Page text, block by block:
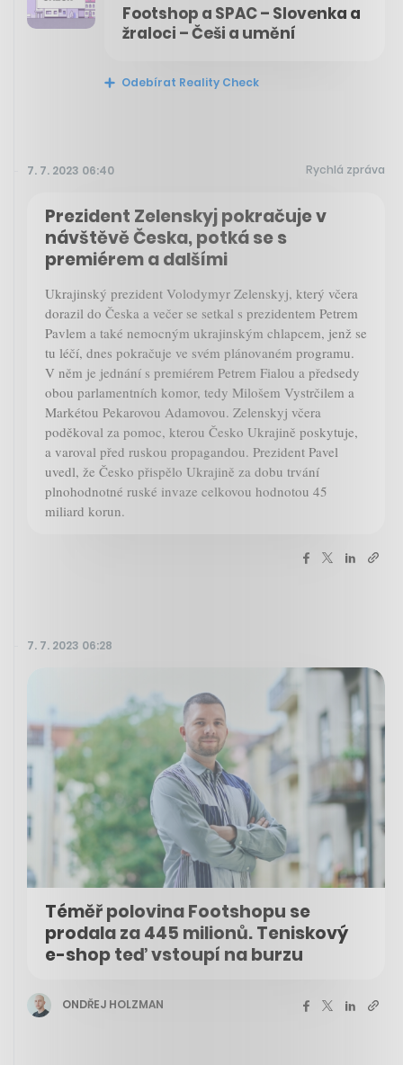
Footshop a SPAC – Slovenka a
žraloci – Češi a umění
Odebírat Reality Check
7. 7. 2023 06:40 Rychlá zpráva
Prezident Zelenskyj pokračuje v
návštěvě Česka, potká se s
premiérem a dalšími
Ukrajinský prezident Volodymyr Zelenskyj, který včera
dorazil do Česka a večer se setkal s prezidentem Petrem
Pavlem a také nemocným ukrajinským chlapcem, jenž se
tu léčí, dnes pokračuje ve svém plánovaném programu.
V něm je jednání s premiérem Petrem Fialou a předsedy
obou parlamentních komor, tedy Milošem Vystrčilem a
Markétou Pekarovou Adamovou. Zelenskyj včera
poděkoval za pomoc, kterou Česko Ukrajině poskytuje,
a varoval před ruskou propagandou. Prezident Pavel
uvedl, že Česko přispělo Ukrajině za dobu trvání
plnohodnotné ruské invaze celkovou hodnotou 45
miliard korun.
7. 7. 2023 06:28
Téměř polovina Footshopu se
prodala za 445 milionů. Teniskový
e-shop teď vstoupí na burzu
ONDŘEJ HOLZMAN